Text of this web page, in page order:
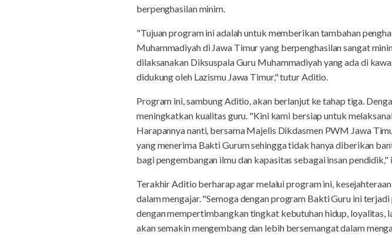
berpenghasilan minim.
"Tujuan program ini adalah untuk memberikan tambahan
Muhammadiyah di Jawa Timur yang berpenghasilan sangat
dilaksanakan Diksuspala Guru Muhammadiyah yang ada di
didukung oleh Lazismu Jawa Timur," tutur Aditio.
Program ini, sambung Aditio, akan berlanjut ke tahap tiga.
meningkatkan kualitas guru. "Kini kami bersiap untuk
Harapannya nanti, bersama Majelis Dikdasmen PWM Jawa
yang menerima Bakti Gurum sehingga tidak hanya diberikan
bagi pengembangan ilmu dan kapasitas sebagai insan pendidik,"
Terakhir Aditio berharap agar melalui program ini,
dalam mengajar. "Semoga dengan program Bakti Guru ini
dengan mempertimbangkan tingkat kebutuhan hidup, loyalitas,
akan semakin mengembang dan lebih bersemangat dalam